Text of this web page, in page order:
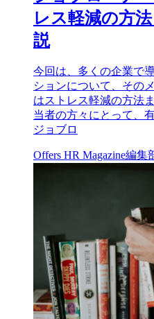
レス軽減の方
説
今回は、多くの企業で
ションについて、その
はストレス軽減の方法
当者の方々にとって、
ジョブロ
Offers HR Magazine編集